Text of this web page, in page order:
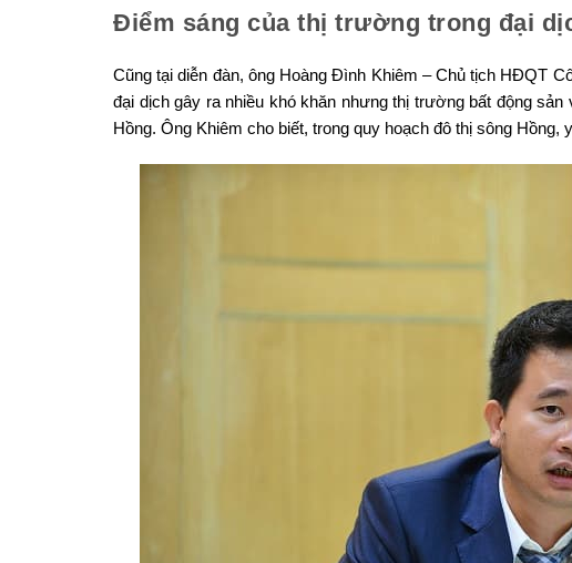
Điểm sáng của thị trường trong đại
Cũng tại diễn đàn, ông Hoàng Đình Khiêm – Chủ tịch HĐQT
đại dịch gây ra nhiều khó khăn nhưng thị trường bất động
Hồng. Ông Khiêm cho biết, trong quy hoạch đô thị sông